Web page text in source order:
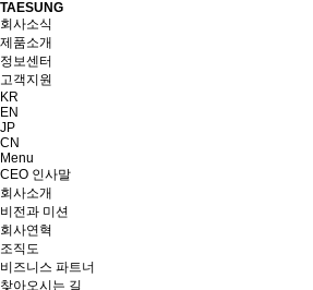
TAESUNG
회사소식
제품소개
정보센터
고객지원
KR
EN
JP
CN
Menu
CEO 인사말
회사소개
비전과 미션
회사연혁
조직도
비즈니스 파트너
찾아오시는 길